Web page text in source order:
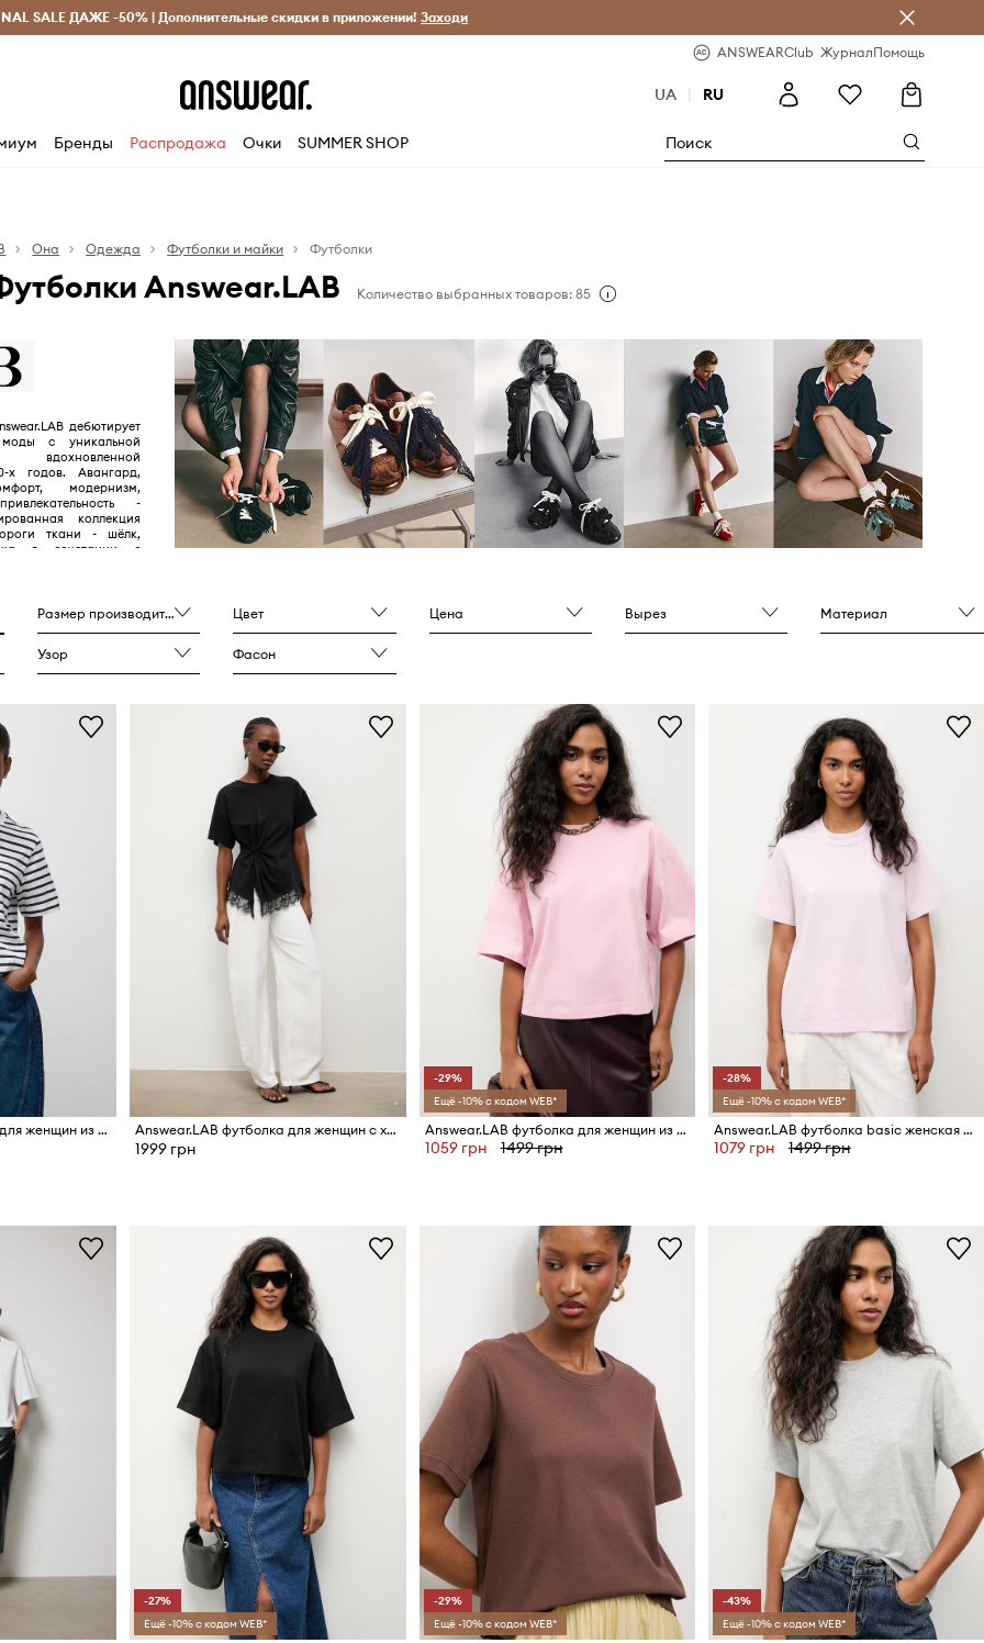
Исключительно оригинальные товары Экономь с Answear Club
SALE ДАЖЕ -50% | Дополнительные скидки в приложении! Заходи
ANSWEARClub ЖурналПомощь
UA | RU
Бренды Распродажа Очки SUMMER SHOP
Она Одежда Футболки и майки Футболки
Answear.LAB Количество выбранных товаров: 85
дебютирует
с уникальной
вдохновленной
х годов. Авангард,
модернизм,
-
коллекция
ткани - шёлк,
в сочетании с
Размер производителя Цвет Цена Вырез Материал
Узор Фасон
Answear.LAB футболка для женщин из хлопка Answear.LAB футболка для женщин с хлопком
1999 грн
-29%
Ещё -10% с кодом WEB*
Answear.LAB футболка для женщин из хлопка
1059 грн 1499 грн
-28%
Ещё -10% с кодом WEB*
Answear.LAB футболка basic женская хлопковая
1079 грн 1499 грн
-27%
Ещё -10% с кодом WEB*
-29%
Ещё -10% с кодом WEB*
-43%
Ещё -10% с кодом WEB*